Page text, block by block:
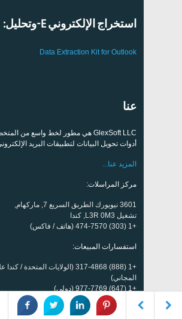
استخراج الإلكتروني E-وتحليل:
Data Extraction Kit for Outlook
عنا
GlexSoft LLC هي مطور لخط واسع من المتخصصين
أدوات تحويل البيانات لتطبيقات البريد
المزيد عنا...
مركز المراسلات:
3601 نيويورك الطريق السريع 7, ماركهام,
تشغيل L3R 0M3, كندا
+1 (303) 474-7570 (هاتف / فاكس)
استفسارات المبيعات:
+1 (888) 317-4868 (الولايات المتحدة /
المجاني)
+1 (647) 977-7769 (دولي)
دعم فني: